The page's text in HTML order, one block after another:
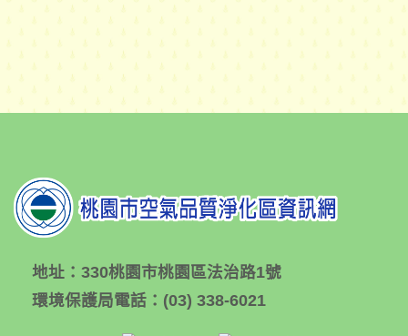
地址： 330桃園市桃園區法治路1號
環境保護局電話： (03) 338-6021